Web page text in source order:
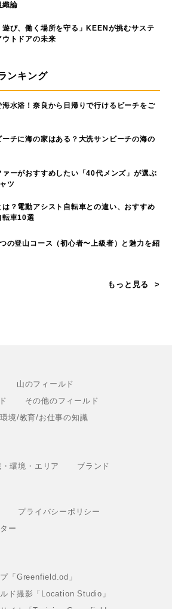
織論
遊び、働く場所を守る」KEENが挑むサステ
ウトドアの未来
ンキング
海水浴！奈良から日帰りで行けるビーチをご
ーチに海の家はある？大洗サンビーチの海の
ァーがおすすめしたい「40代メンズ」が選ぶ
ツ
は？電動アシスト自転車との違い、おすすめ
転車10選
の登山コース（初心者〜上級者）と魅力を紹
もっと見る
山のフィールド
その他のフィールド
環境/教育/お仕事の知識
環境・エリア ブランド
プライバシーポリシー
ー
「Greenfield.od」
ド撮影「Location Studio」